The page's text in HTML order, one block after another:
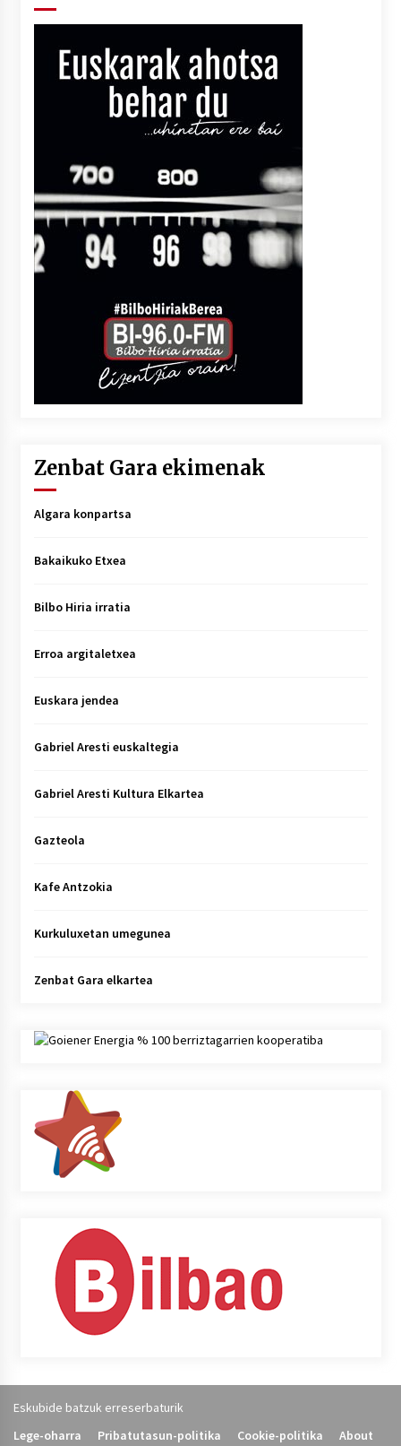
Zenbat Gara ekimenak
Algara konpartsa
Bakaikuko Etxea
Bilbo Hiria irratia
Erroa argitaletxea
Euskara jendea
Gabriel Aresti euskaltegia
Gabriel Aresti Kultura Elkartea
Gazteola
Kafe Antzokia
Kurkuluxetan umegunea
Zenbat Gara elkartea
Eskubide batzuk erreserbaturik
Lege-oharra
Pribatutasun-politika Cookie-politika About